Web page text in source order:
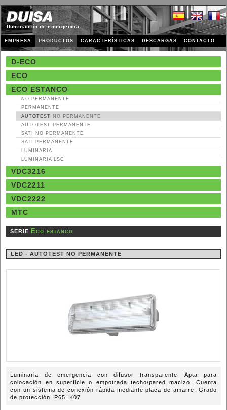
Iluminación de emergencia
EMPRESA PRODUCTOS CARACTERÍSTICAS DESCARGAS CONTACTO
D-ECO
ECO
ECO ESTANCO
NO PERMANENTE
PERMANENTE
AUTOTEST NO PERMANENTE
AUTOTEST PERMANENTE
SATI NO PERMANENTE
SATI PERMANENTE
LUMINARIA
LUMINARIA LSC
VDC3216
VDC2211
VDC2222
MTC
SERIE Eco estanco
LED - AUTOTEST NO PERMANENTE
Luminaria de emergencia con difusor transparente. Apta para
colocación en superficie o empotrada techo/pared macizo. Cuenta
con un sistema de conexión rápida mediante placa de amarre. Grado
de protección IP65 IK07